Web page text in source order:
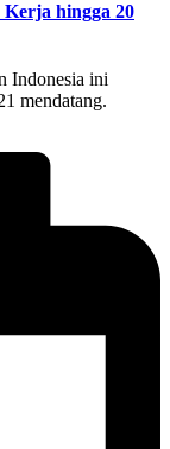
hingga 20
Indonesia ini
mendatang.